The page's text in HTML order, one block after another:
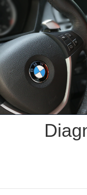
Skip
content